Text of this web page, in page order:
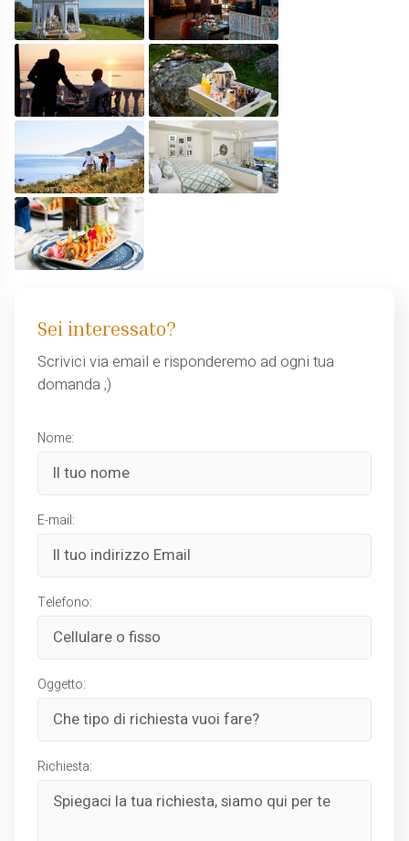
Sei interessato?
Scrivici via email e risponderemo ad ogni tua
domanda ;)
Nome:
E-mail:
Telefono:
Oggetto:
Richiesta: